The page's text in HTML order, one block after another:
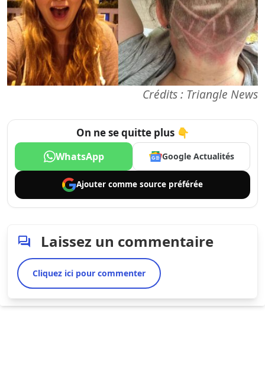
Crédits : Triangle News
On ne se quitte plus 👇
WhatsApp Google Actualités
Ajouter comme source préférée
Laissez un commentaire
Cliquez ici pour commenter